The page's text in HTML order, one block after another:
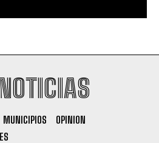
MUNICIPIOS
OPINION